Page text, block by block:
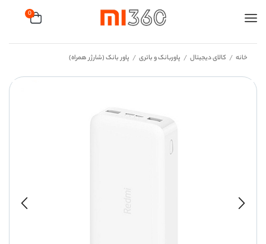
0
خانه / کالای دیجیتال / پاوربانک و باتری / پاور بانک (شارژر همراه)